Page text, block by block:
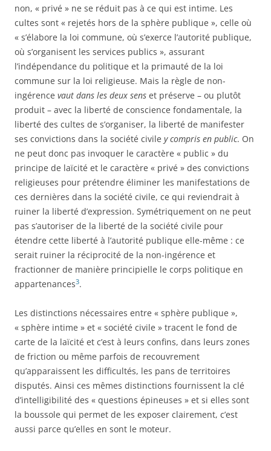
non, « privé » ne se réduit pas à ce qui est intime. Les
cultes sont « rejetés hors de la sphère publique », celle où
« s’élabore la loi commune, où s’exerce l’autorité publique,
où s’organisent les services publics », assurant
l’indépendance du politique et la primauté de la loi
commune sur la loi religieuse. Mais la règle de non-
ingérence vaut dans les deux sens et préserve – ou plutôt
produit – avec la liberté de conscience fondamentale, la
liberté des cultes de s’organiser, la liberté de manifester
ses convictions dans la société civile y compris en public. On
ne peut donc pas invoquer le caractère « public » du
principe de laïcité et le caractère « privé » des convictions
religieuses pour prétendre éliminer les manifestations de
ces dernières dans la société civile, ce qui reviendrait à
ruiner la liberté d’expression. Symétriquement on ne peut
pas s’autoriser de la liberté de la société civile pour
étendre cette liberté à l’autorité publique elle-même : ce
serait ruiner la réciprocité de la non-ingérence et
fractionner de manière principielle le corps politique en
appartenances3.
Les distinctions nécessaires entre « sphère publique »,
« sphère intime » et « société civile » tracent le fond de
carte de la laïcité et c’est à leurs confins, dans leurs zones
de friction ou même parfois de recouvrement
qu’apparaissent les difficultés, les pans de territoires
disputés. Ainsi ces mêmes distinctions fournissent la clé
d’intelligibilité des « questions épineuses » et si elles sont
la boussole qui permet de les exposer clairement, c’est
aussi parce qu’elles en sont le moteur.